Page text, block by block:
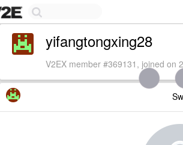
yifangtongxing28
V2EX member #369131, joined on